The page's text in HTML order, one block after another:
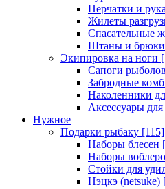
Перчатки и
Жилеты
Спасательные
Штаны и
Экипировка на ноги
Сапоги
Забродные
Наколенники
Аксессуары для
Нужное
Подарки рыбаку [115]
Наборы блесен
Наборы
Стойки для
Нэцкэ (netsuke)